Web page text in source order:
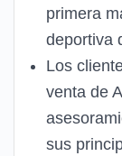
primera
deportiva
Los
venta de
sus